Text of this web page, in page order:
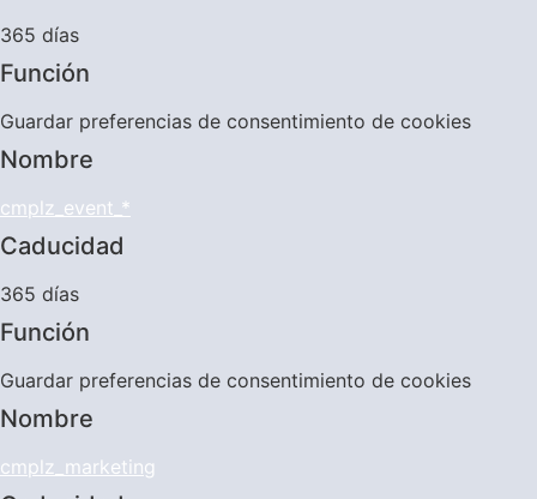
365 días
Función
Guardar preferencias de consentimiento de cookies
Nombre
cmplz_event_*
Caducidad
365 días
Función
Guardar preferencias de consentimiento de cookies
Nombre
cmplz_marketing